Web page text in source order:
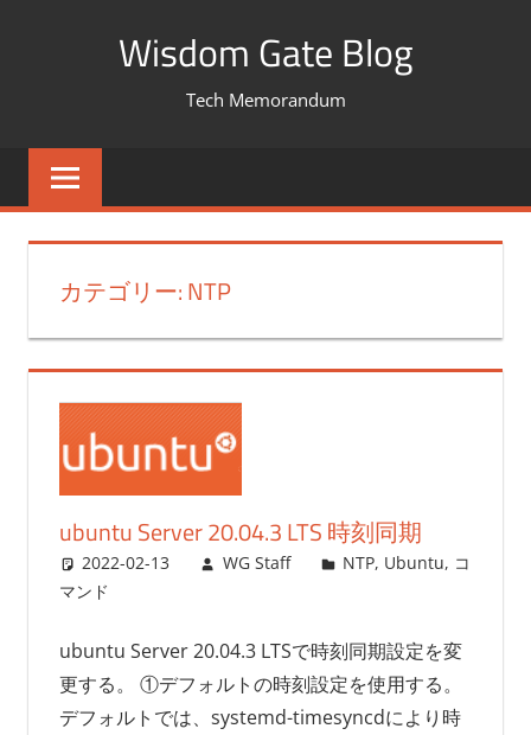
Wisdom Gate Blog
Tech Memorandum
カテゴリー: NTP
ubuntu Server 20.04.3 LTS 時刻同期
2022-02-13 WG Staff NTP, Ubuntu, コ
マンド
ubuntu Server 20.04.3 LTSで時刻同期設定を変
更する。 ①デフォルトの時刻設定を使用する。
デフォルトでは、systemd-timesyncdにより時